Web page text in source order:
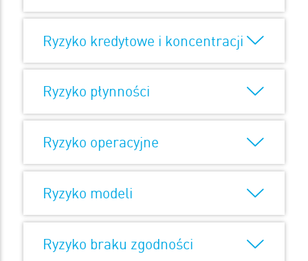
Ryzyko kredytowe i koncentracji
Ryzyko płynności
Ryzyko operacyjne
Ryzyko modeli
Ryzyko braku zgodności